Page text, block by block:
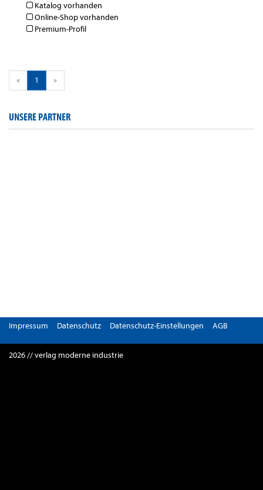
Katalog vorhanden
Online-Shop vorhanden
Premium-Profil
« 1 »
UNSERE PARTNER
Impressum Datenschutz Datenschutz-Einstellungen AGB
2026 // verlag moderne industrie